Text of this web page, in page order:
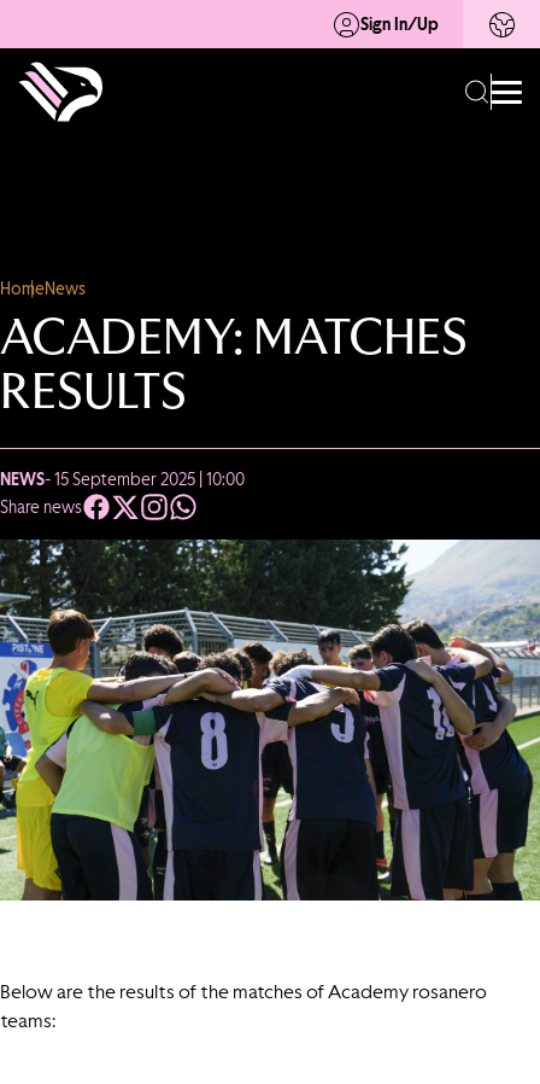
Sign In/Up
HomeNews
ACADEMY: MATCHES
RESULTS
NEWS- 15 September 2025 | 10:00
Share news
Below are the results of the matches of Academy rosanero
teams: